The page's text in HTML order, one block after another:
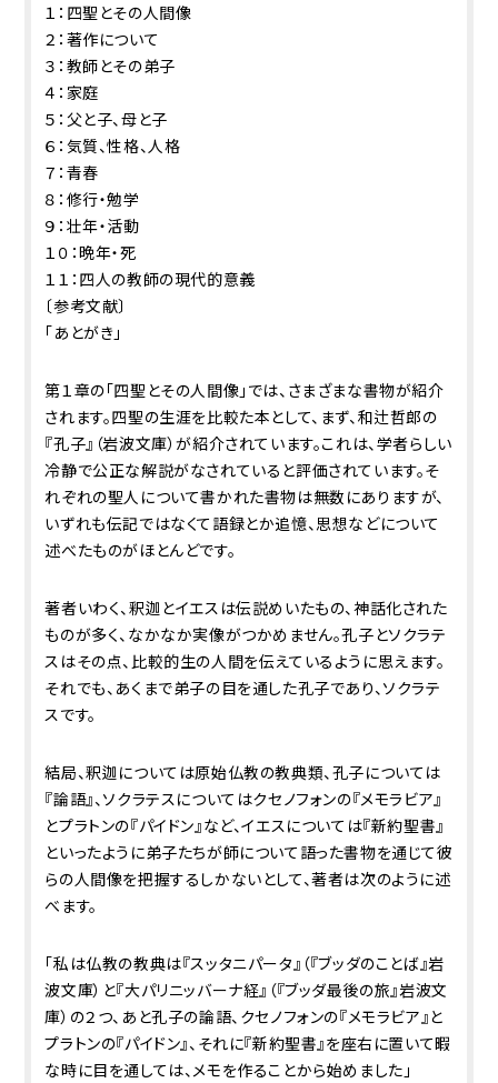
１：四聖とその人間像
２：著作について
３：教師とその弟子
４：家庭
５：父と子、母と子
６：気質、性格、人格
７：青春
８：修行・勉学
９：壮年・活動
１０：晩年・死
１１：四人の教師の現代的意義
〔参考文献〕
「あとがき」
第１章の「四聖とその人間像」では、さまざまな書物が紹介
されます。四聖の生涯を比較た本として、まず、和辻哲郎の
『孔子』（岩波文庫）が紹介されています。これは、学者らしい
冷静で公正な解説がなされていると評価されています。そ
れぞれの聖人について書かれた書物は無数にありますが、
いずれも伝記ではなくて語録とか追憶、思想などについて
述べたものがほとんどです。
著者いわく、釈迦とイエスは伝説めいたもの、神話化された
ものが多く、なかなか実像がつかめません。孔子とソクラテ
スはその点、比較的生の人間を伝えているように思えます。
それでも、あくまで弟子の目を通した孔子であり、ソクラテ
スです。
結局、釈迦については原始仏教の教典類、孔子については
『論語』、ソクラテスについてはクセノフォンの『メモラビア』
とプラトンの『パイドン』など、イエスについては『新約聖書』
といったように弟子たちが師について語った書物を通じて彼
らの人間像を把握するしかないとして、著者は次のように述
べます。
「私は仏教の教典は『スッタニパータ』（『ブッダのことば』岩
波文庫）と『大パリニッバーナ経』（『ブッダ最後の旅』岩波文
庫）の２つ、あと孔子の論語、クセノフォンの『メモラビア』と
プラトンの『パイドン』、それに『新約聖書』を座右に置いて暇
な時に目を通しては、メモを作ることから始めました」